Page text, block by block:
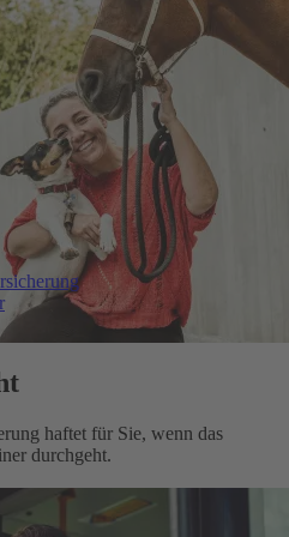
haftet für Sie, wenn das
durchgeht.